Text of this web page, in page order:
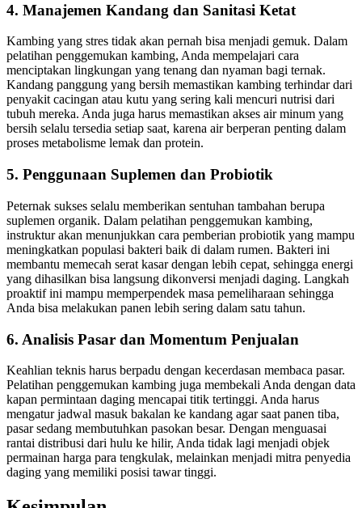
4. Manajemen Kandang dan Sanitasi Ketat
Kambing yang stres tidak akan pernah bisa menjadi gemuk. Dalam
pelatihan penggemukan kambing, Anda mempelajari cara
menciptakan lingkungan yang tenang dan nyaman bagi ternak.
Kandang panggung yang bersih memastikan kambing terhindar dari
penyakit cacingan atau kutu yang sering kali mencuri nutrisi dari
tubuh mereka. Anda juga harus memastikan akses air minum yang
bersih selalu tersedia setiap saat, karena air berperan penting dalam
proses metabolisme lemak dan protein.
5. Penggunaan Suplemen dan Probiotik
Peternak sukses selalu memberikan sentuhan tambahan berupa
suplemen organik. Dalam pelatihan penggemukan kambing,
instruktur akan menunjukkan cara pemberian probiotik yang mampu
meningkatkan populasi bakteri baik di dalam rumen. Bakteri ini
membantu memecah serat kasar dengan lebih cepat, sehingga energi
yang dihasilkan bisa langsung dikonversi menjadi daging. Langkah
proaktif ini mampu memperpendek masa pemeliharaan sehingga
Anda bisa melakukan panen lebih sering dalam satu tahun.
6. Analisis Pasar dan Momentum Penjualan
Keahlian teknis harus berpadu dengan kecerdasan membaca pasar.
Pelatihan penggemukan kambing juga membekali Anda dengan data
kapan permintaan daging mencapai titik tertinggi. Anda harus
mengatur jadwal masuk bakalan ke kandang agar saat panen tiba,
pasar sedang membutuhkan pasokan besar. Dengan menguasai
rantai distribusi dari hulu ke hilir, Anda tidak lagi menjadi objek
permainan harga para tengkulak, melainkan menjadi mitra penyedia
daging yang memiliki posisi tawar tinggi.